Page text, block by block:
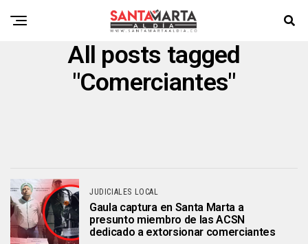
All posts tagged
"Comerciantes"
JUDICIALES LOCAL
Gaula captura en Santa Marta a
presunto miembro de las ACSN
dedicado a extorsionar comerciantes